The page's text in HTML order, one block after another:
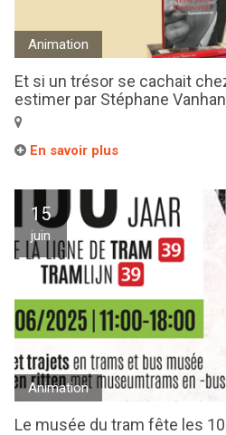
Animation
Et si un trésor se cachait
estimer par Stéphane
En savoir plus
15
juin
Animation
Le musée du tram fête les